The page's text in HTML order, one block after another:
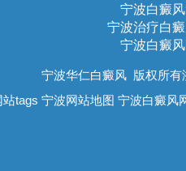
宁波白癜
宁波治疗白
宁波白癜
宁波华仁白癜风版权所有
站tags 宁波网站地图 宁波白癜风